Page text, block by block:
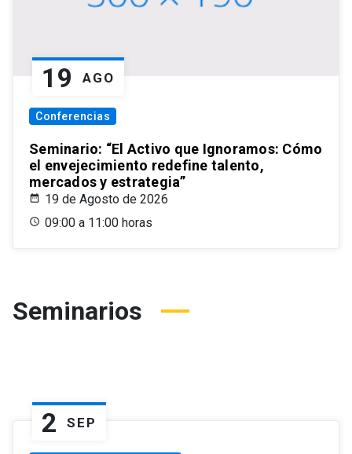
19 AGO
Conferencias
Seminario: “El Activo que Ignoramos: Cómo
el envejecimiento redefine talento,
mercados y estrategia”
19 de Agosto de 2026
09:00 a 11:00 horas
Seminarios
2 SEP